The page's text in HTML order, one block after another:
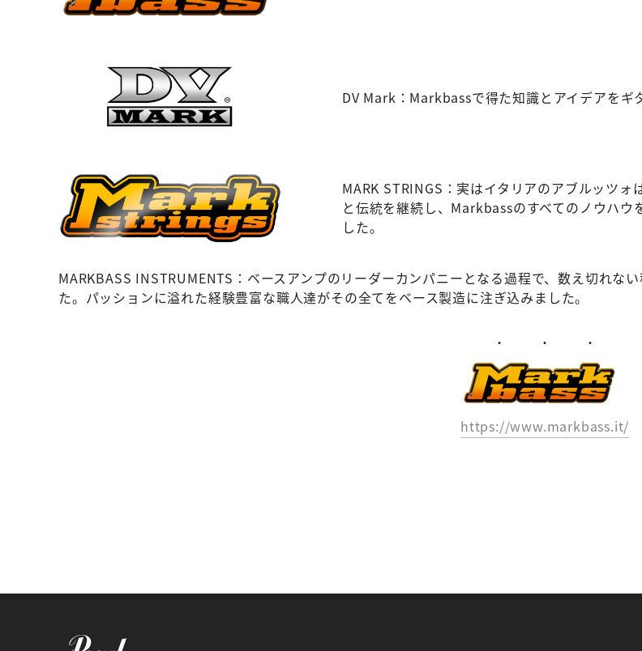
DV Mark：Markbassで得た知識とアイデアをギ
MARK STRINGS：実はイタリアのアブルッツ
と伝統を継続し、Markbassのすべてのノウハ
した。
MARKBASS INSTRUMENTS：ベースアンプのリーダーカンパニーとなる過程で、数え切れな
た。パッションに溢れた経験豊富な職人達がその全てをベース製造に注ぎ込みました。
https://www.markbass.it/